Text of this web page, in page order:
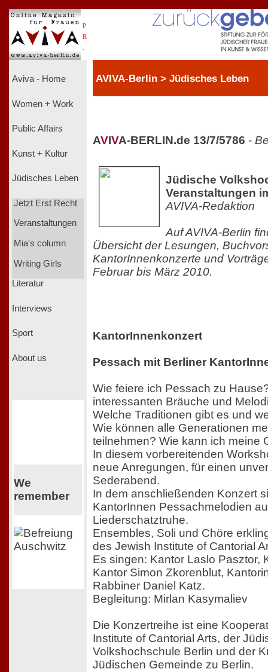
P
R
Aviva - Home
Women + Work
Public Affairs
Kunst + Kultur
Jüdisches Leben
Jetzt Erst Recht
Veranstaltungen
Mia's column
Writing Girls
Literatur
Interviews
Sport
About us
We
remember
AVIVA-Berlin > Jüdisches Leben
AVIVA-BERLIN.de 13/7/5786 -
Jüdische
Veranstaltungen
AVIVA-Redaktion
Auf AVIVA-Berlin
Übersicht der Lesungen,
KantorInnenkonzerte und
Februar bis März 2010.
KantorInnenkonzert
Pessach mit Berliner
Wie feiere ich Pessach zu
interessanten Bräuche und
Welche Traditionen gibt es und
Wie können alle Generationen
teilnehmen? Wie kann ich meine
In diesem vorbereitenden
neue Anregungen, für einen
Sederabend.
In dem anschließenden Konzert
KantorInnen Pessachmelodien
Liederschatztruhe.
Ensembles, Soli und Chöre
des Jewish Institute of Cantorial
Es singen: Kantor Laslo Pasztor,
Kantor Simon Zkorenblut,
Rabbiner Daniel Katz.
Begleitung: Mirlan Kasymaliev
Die Konzertreihe ist eine
Institute of Cantorial Arts, der
Volkshochschule Berlin und der
Jüdischen Gemeinde zu Berlin.